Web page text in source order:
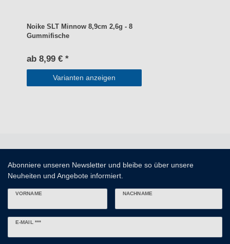
Noike SLT Minnow 8,9cm 2,6g - 8
Gummifische
ab 8,99 € *
Varianten anzeigen
Abonniere unseren Newsletter und bleibe so über unsere
Neuheiten und Angebote informiert.
VORNAME NACHNAME
E-MAIL ***
Newsletter